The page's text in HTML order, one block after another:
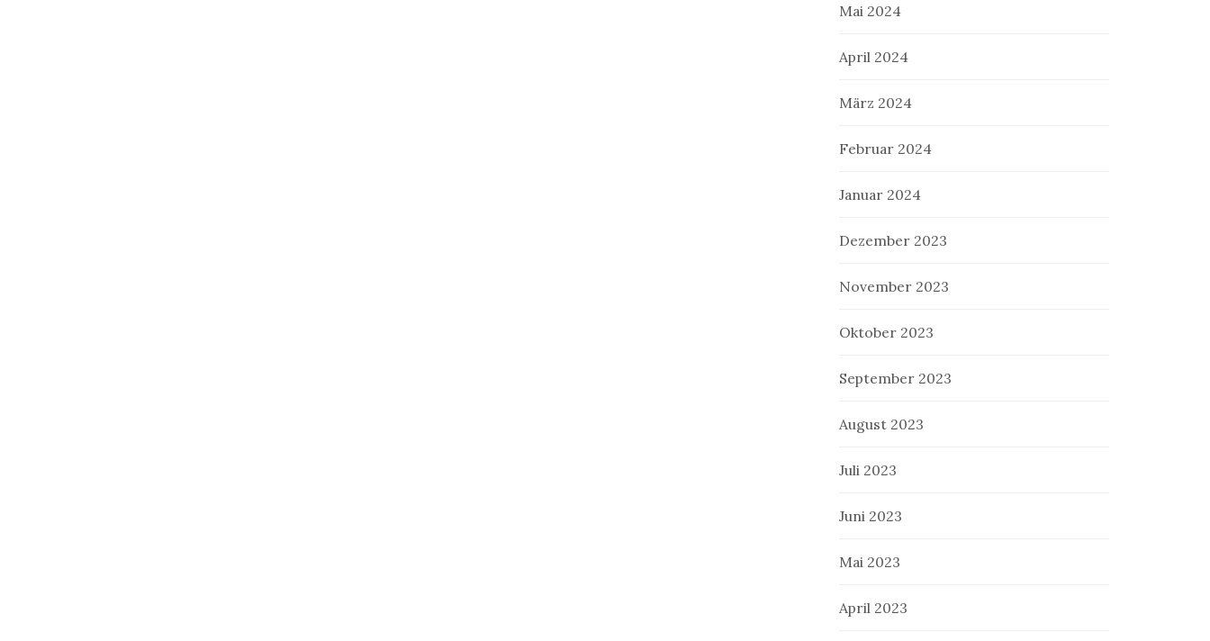
Mai 2024
April 2024
März 2024
Februar 2024
Januar 2024
Dezember 2023
November 2023
Oktober 2023
September 2023
August 2023
Juli 2023
Juni 2023
Mai 2023
April 2023